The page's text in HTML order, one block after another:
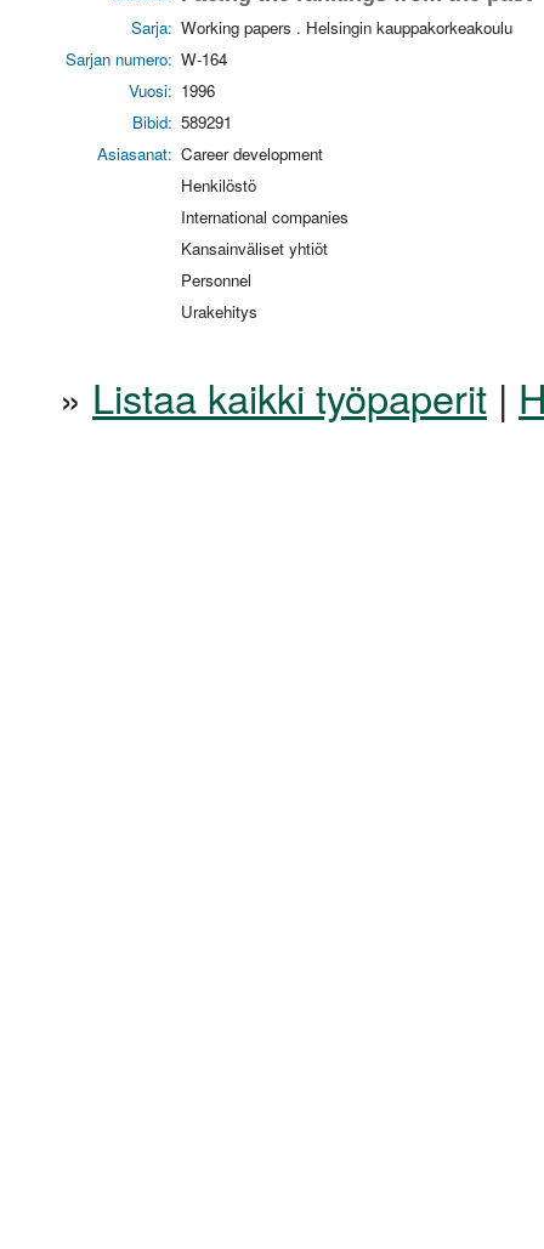
Sarja: Working papers . Helsingin kauppakorkeakoulu
Sarjan numero: W-164
Vuosi: 1996
Bibid: 589291
Asiasanat: Career development
Henkilöstö
International companies
Kansainväliset yhtiöt
Personnel
Urakehitys
» Listaa kaikki työpaperit |